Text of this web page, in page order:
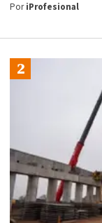
PoriProfesional